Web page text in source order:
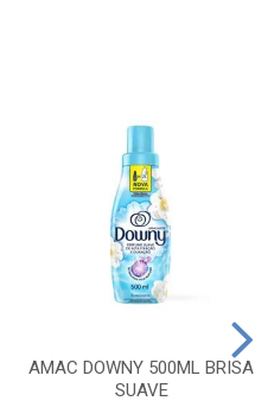
AMAC DOWNY 500ML BRISA
SUAVE